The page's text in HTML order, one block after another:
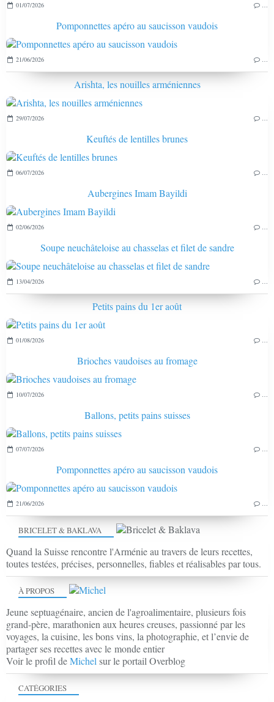
BRICELET & BAKLAVA
Quand la Suisse rencontre l'Arménie au travers de leurs recettes,
toutes testées, précises, personnelles, fiables et réalisables par tous.
À PROPOS
Jeune septuagénaire, ancien de l'agroalimentaire, plusieurs fois
grand-père, marathonien aux heures creuses, passionné par les
voyages, la cuisine, les bons vins, la photographie, et l’envie de
partager ses recettes avec le monde entier
Voir le profil deMichelsur le portail Overblog
01/07/2026 …
Pomponnettes apéro au saucisson vaudois
21/06/2026 …
Arishta, les nouilles arméniennes
29/07/2026 …
Keuftés de lentilles brunes
06/07/2026 …
Aubergines Imam Bayildi
02/06/2026 …
Soupe neuchâteloise au chasselas et filet de sandre
13/04/2026 …
Petits pains du 1er août
01/08/2026 …
Brioches vaudoises au fromage
10/07/2026 …
Ballons, petits pains suisses
07/07/2026 …
Pomponnettes apéro au saucisson vaudois
21/06/2026 …
CATÉGORIES